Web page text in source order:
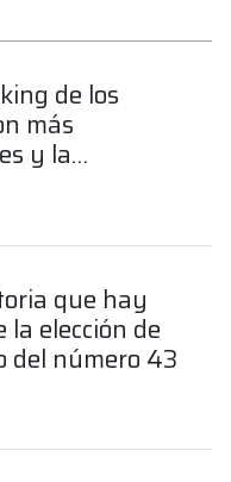
de los
más
y la
que hay
la elección de
del número 43